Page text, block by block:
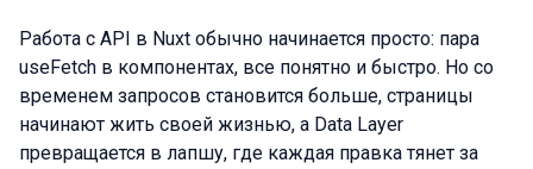
Работа с API в Nuxt обычно начинается просто: пара
useFetch в компонентах, все понятно и быстро. Но со
временем запросов становится больше, страницы
начинают жить своей жизнью, а Data Layer
превращается в лапшу, где каждая правка тянет за